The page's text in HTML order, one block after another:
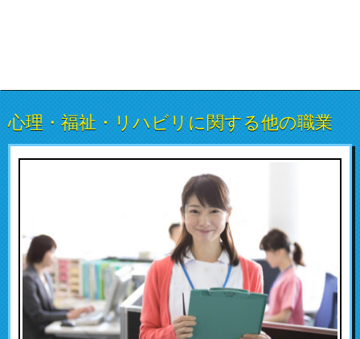
心理・福祉・リハビリに関する他の職業